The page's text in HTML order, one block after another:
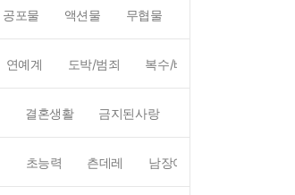
공포물 액션물 무협물
연예계 도박/범죄 복수/배신
결혼생활 금지된사랑
초능력 츤데레 남장여자